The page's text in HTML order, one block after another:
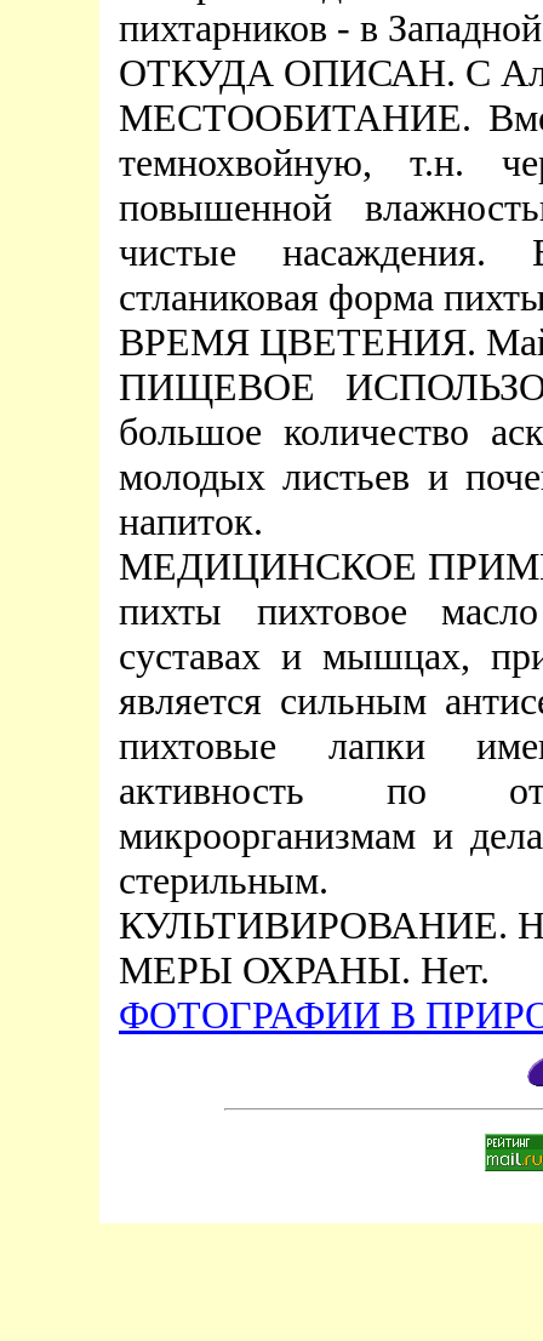
пихтарников - в
ОТКУДА ОПИСАН. С
МЕСТООБИТАНИЕ.
темнохвойную, т.н.
повышенной
чистые насаждения.
стланиковая форма
ВРЕМЯ ЦВЕТЕНИЯ. Май
ПИЩЕВОЕ
большое количество
молодых листьев и
напиток.
МЕДИЦИНСКОЕ
пихты пихтовое
суставах и мышцах,
является сильным
пихтовые лапки
активность по
микроорганизмам и
стерильным.
КУЛЬТИВИРОВАНИЕ.
МЕРЫ ОХРАНЫ. Нет.
ФОТОГРАФИИ В